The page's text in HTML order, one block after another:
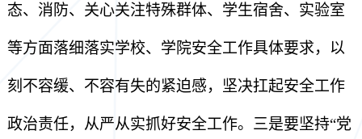
态、消防、关心关注特殊群体、学生宿舍、实验室
等方面落细落实学校、学院安全工作具体要求，以
刻不容缓、不容有失的紧迫感，坚决扛起安全工作
政治责任，从严从实抓好安全工作。三是要坚持“党